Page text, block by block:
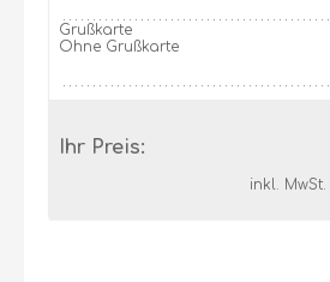
Grußkarte
Ohne Grußkarte
Ihr Preis:
inkl. MwSt.